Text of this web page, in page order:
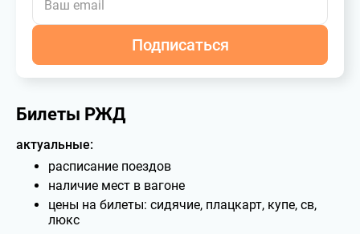
Подписаться
Билеты РЖД
актуальные:
расписание поездов
наличие мест в вагоне
цены на билеты: сидячие, плацкарт, купе, св,
люкс